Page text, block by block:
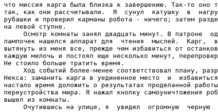
что миссия карга была близка к завершению. Так-то
так, как они рассчитывали.  Я  сунул  катушку  в
рубашки и проверил карманы робота - ничего; затем
на левой ступне.
Осмотр комнаты занял двадцать минут. В патроне
лампочек нашелся аппарат для  чтения  мыслей.  Карг,
вытянуть из меня все, прежде чем избавиться от
каждую мелочь и постоял еще несколько минут,
Не стоило больше тратить время.
Ход событий более-менее соответствовал плану,
Некса: заманить карга в уединенное место  и
настало время доложить о результатах проделанной
переустройства мира. Я нажал кнопку самоуничтожения
вышел из комнаты.
Очутившись на улице, я  увидел  огромную  черную